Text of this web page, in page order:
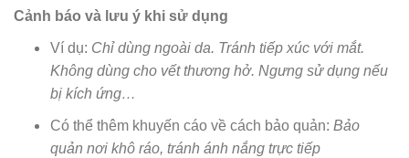
Cảnh báo và lưu ý khi sử dụng
Ví dụ: Chỉ dùng ngoài da. Tránh tiếp xúc với mắt.
Không dùng cho vết thương hở. Ngưng sử dụng nếu
bị kích ứng…
Có thể thêm khuyến cáo về cách bảo quản: Bảo
quản nơi khô ráo, tránh ánh nắng trực tiếp